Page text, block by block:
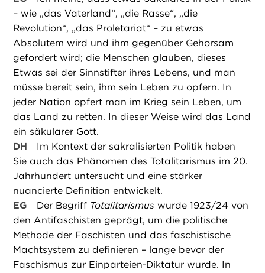
– wie „das Vaterland“, „die Rasse“, „die
Revolution“, „das Proletariat“ – zu etwas
Absolutem wird und ihm gegenüber Gehorsam
gefordert wird; die Menschen glauben, dieses
Etwas sei der Sinnstifter ihres Lebens, und man
müsse bereit sein, ihm sein Leben zu opfern. In
jeder Nation opfert man im Krieg sein Leben, um
das Land zu retten. In dieser Weise wird das Land
ein säkularer Gott.
DH
Im Kontext der sakralisierten Politik haben
Sie auch das Phänomen des Totalitarismus im 20.
Jahrhundert untersucht und eine stärker
nuancierte Definition entwickelt.
EG
Der Begriff Totalitarismus wurde 1923/24 von
den Antifaschisten geprägt, um die politische
Methode der Faschisten und das faschistische
Machtsystem zu definieren – lange bevor der
Faschismus zur Einparteien-Diktatur wurde. In